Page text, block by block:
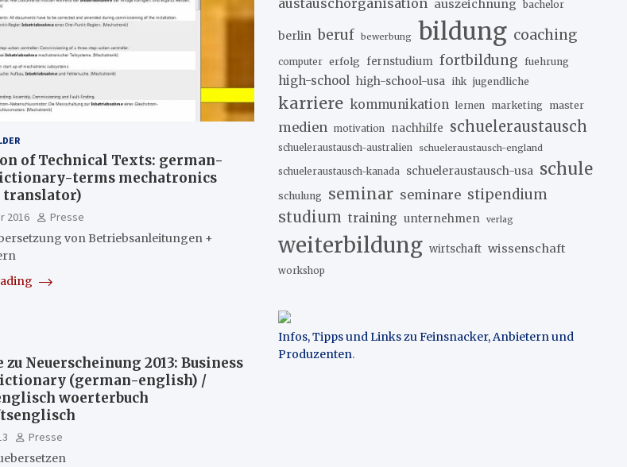
of Technical Texts: german-
terms mechatronics
translator)
2016
Presse
von Betriebsanleitungen +
zu Neuerscheinung 2013: Business
(german-english) /
woerterbuch
Presse
austauschorganisation auszeichnung bachelor
berlin beruf bewerbung bildung coaching
computer erfolg fernstudium fortbildung fuehrung
high-school high-school-usa ihk jugendliche
karriere kommunikation lernen marketing master
medien motivation nachhilfe schueleraustausch
schueleraustausch-australien schueleraustausch-england
schueleraustausch-kanada schueleraustausch-usa schule
schulung seminar seminare stipendium
studium training unternehmen verlag
weiterbildung wirtschaft wissenschaft
workshop
Infos, Tipps und Links zu Feinsnacker, Anbietern und
Produzenten.